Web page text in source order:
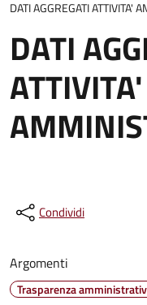
DATI AGGREGATI ATTIVITA'
DATI
ATTIVITA'
Condividi
Argomenti
Trasparenza